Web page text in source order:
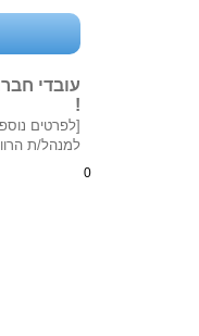
עובדי
!
[לפרטים
למנהל/ת
0